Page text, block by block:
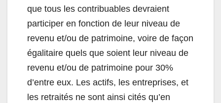
que tous les contribuables devraient
participer en fonction de leur niveau de
revenu et/ou de patrimoine, voire de façon
égalitaire quels que soient leur niveau de
revenu et/ou de patrimoine pour 30%
d’entre eux. Les actifs, les entreprises, et
les retraités ne sont ainsi cités qu’en